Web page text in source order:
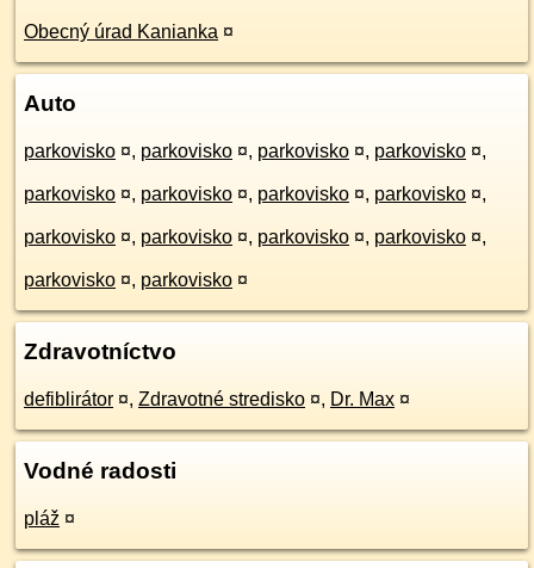
Obecný úrad Kanianka ¤
Auto
parkovisko ¤, parkovisko ¤, parkovisko ¤, parkovisko ¤,
parkovisko ¤, parkovisko ¤, parkovisko ¤, parkovisko ¤,
parkovisko ¤, parkovisko ¤, parkovisko ¤, parkovisko ¤,
parkovisko ¤, parkovisko ¤
Zdravotníctvo
defiblirátor ¤, Zdravotné stredisko ¤, Dr. Max ¤
Vodné radosti
pláž ¤